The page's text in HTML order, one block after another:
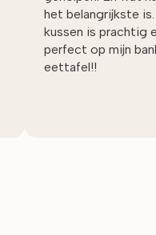
het belangrijkste
kussen is prachtig
perfect op mijn
eettafel!!